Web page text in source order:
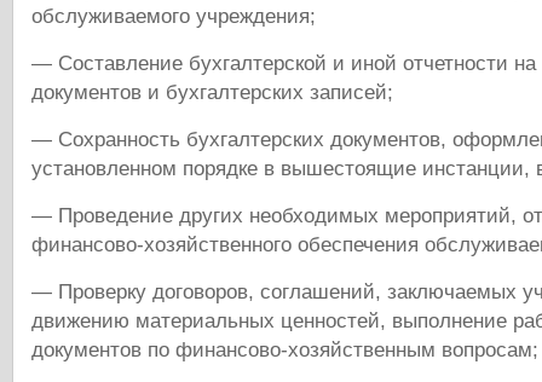
обслуживаемого учреждения;
— Составление бухгалтерской и иной отчетности
документов и бухгалтерских записей;
— Сохранность бухгалтерских документов,
установленном порядке в вышестоящие инстанции,
— Проведение других необходимых мероприятий,
финансово-хозяйственного обеспечения
— Проверку договоров, соглашений, заключаемых
движению материальных ценностей, выполнение
документов по финансово-хозяйственным вопросам;